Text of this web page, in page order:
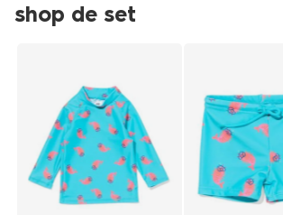
shop de set